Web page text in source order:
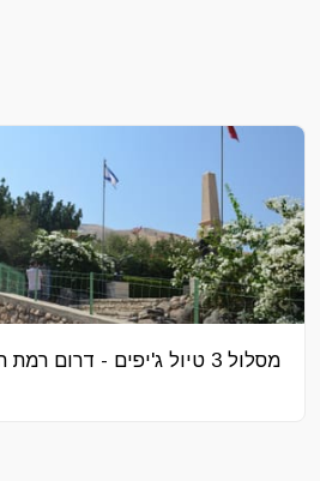
מסלול 3 טיול ג'יפים - דרום רמת הגולן